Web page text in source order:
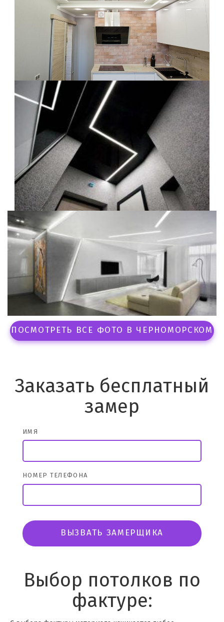
ПОСМОТРЕТЬ ВСЕ ФОТО В ЧЕРНОМОРСКОМ
Заказать бесплатный
замер
ИМЯ
НОМЕР ТЕЛЕФОНА
ВЫЗВАТЬ ЗАМЕРЩИКА
Выбор потолков по
фактуре: